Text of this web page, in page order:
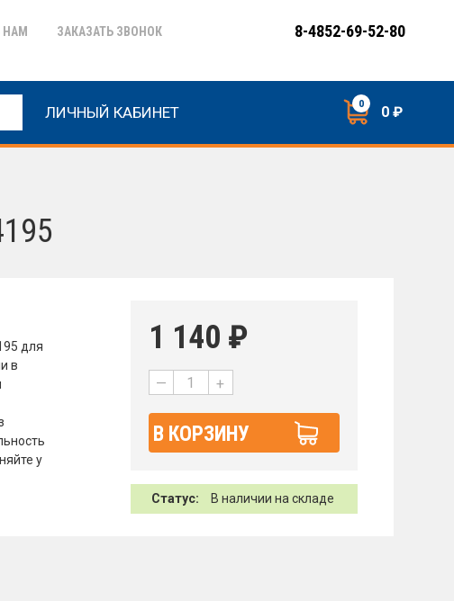
НАМ ЗАКАЗАТЬ ЗВОНОК 8-4852-69-52-80
ЛИЧНЫЙ КАБИНЕТ 0 0 ₽
для
в
у
1 140 ₽
— +
В КОРЗИНУ
Статус: В наличии на складе